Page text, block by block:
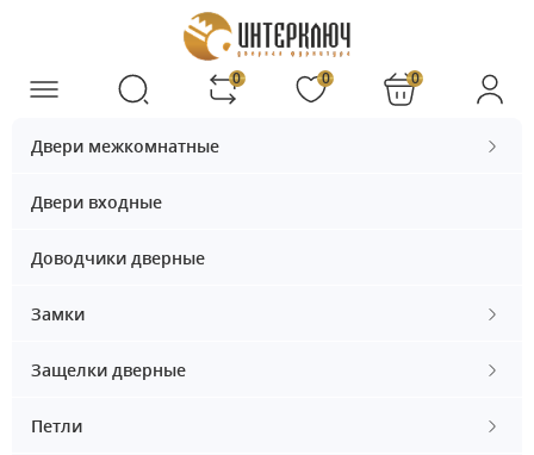
0 0 0
Двери межкомнатные
Двери входные
Доводчики дверные
Замки
Защелки дверные
Петли